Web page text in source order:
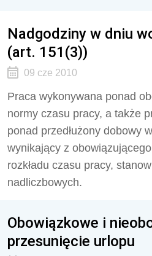
Nadgodziny w dniu
(art. 151(3))
09 cze 2010
Praca wykonywana ponad
normy czasu pracy, a także
ponad przedłużony dobowy
wynikający z
rozkładu czasu pracy,
nadliczbowych.
Obowiązkowe i
przesunięcie urlopu